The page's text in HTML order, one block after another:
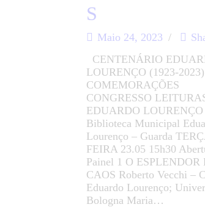
S
Maio 24, 2023
CENTENÁRIO
LOURENÇO (1923-
COMEMORAÇÕES
CONGRESSO
EDUARDO LOURENÇO
Biblioteca Municipal
Lourenço – Guarda
FEIRA 23.05 15h30
Painel 1 O ESPLENDOR
CAOS Roberto Vecchi –
Eduardo Lourenço;
Bologna Maria…